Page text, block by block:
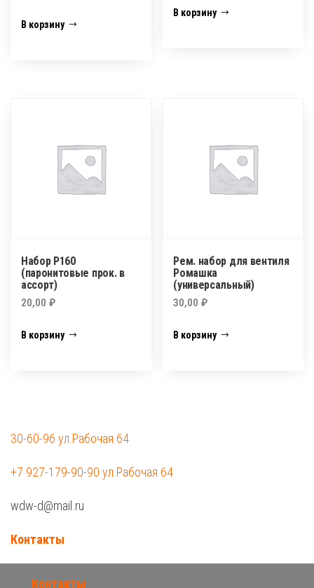
В корзину
В корзину
Набор P160
(паронитовые прок. в
ассорт)
20,00 ₽
В корзину
Рем. набор для вентиля
Ромашка
(универсальный)
30,00₽
В корзину
30-60-96 ул.Рабочая 64
+7 927-179-90-90 ул.Рабочая 64
wdw-d@mail.ru
Контакты
Контакты